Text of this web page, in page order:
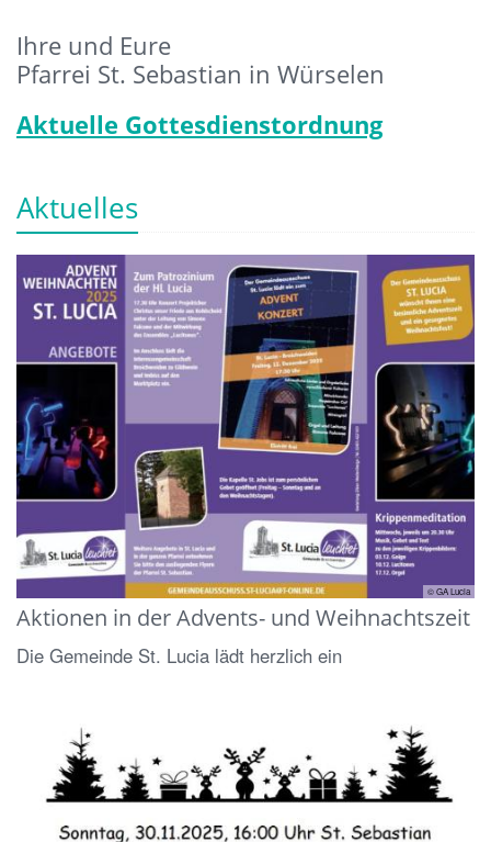
Ihre und Eure
Pfarrei St. Sebastian in Würselen
Aktuelle Gottesdienstordnung
Aktuelles
© GA Lucia
Aktionen in der Advents- und Weihnachtszeit
Die Gemeinde St. Lucia lädt herzlich ein